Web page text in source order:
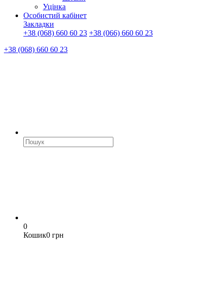
Уцінка
Особистий кабінет
Закладки
+38 (068) 660 60 23 +38 (066) 660 60 23
+38 (068) 660 60 23
0
Кошик0 грн